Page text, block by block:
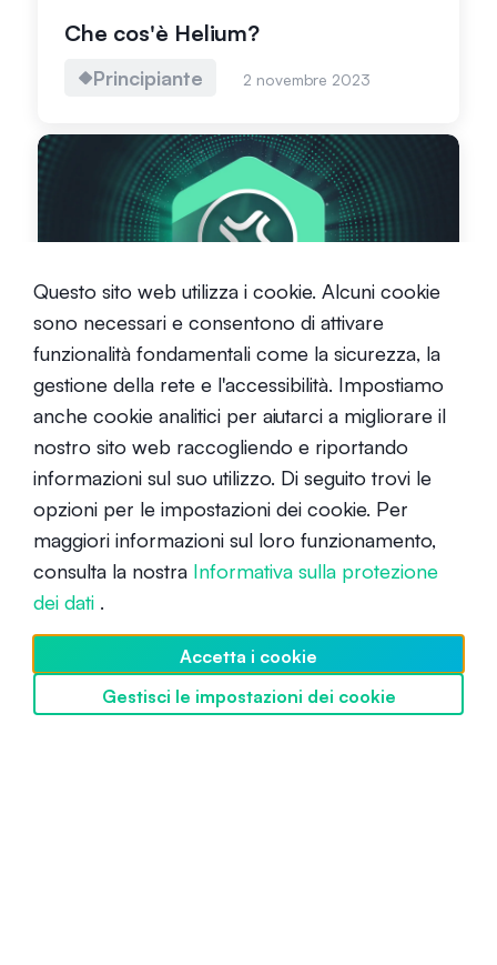
Che cos'è Helium?
Principiante 2 novembre 2023
Che cos'è Jito (JTO)?
Principiante 7 dicembre 2023
Che cos’è Polygon (Matic)?
Principiante 26 agosto 2021
Questo sito web utilizza i cookie. Alcuni cookie
sono necessari e consentono di attivare
funzionalità fondamentali come la sicurezza, la
gestione della rete e l'accessibilità. Impostiamo
anche cookie analitici per aiutarci a migliorare il
nostro sito web raccogliendo e riportando
informazioni sul suo utilizzo. Di seguito trovi le
opzioni per le impostazioni dei cookie. Per
maggiori informazioni sul loro funzionamento,
consulta la nostra Informativa sulla protezione
dei dati .
Accetta i cookie
Gestisci le impostazioni dei cookie
Scopri SwissBorg